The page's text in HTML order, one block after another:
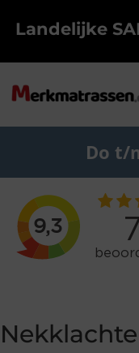
Landelijke
Do t/